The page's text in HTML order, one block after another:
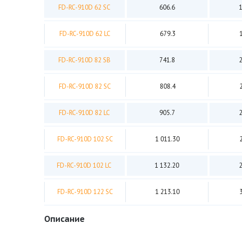
FD-RC-910D 62 SC 606.6
FD-RC-910D 62 LC 679.3
FD-RC-910D 82 SB 741.8
FD-RC-910D 82 SC 808.4
FD-RC-910D 82 LC 905.7
FD-RC-910D 102 SC 1 011.30
FD-RC-910D 102 LC 1 132.20
FD-RC-910D 122 SC 1 213.10
Описание